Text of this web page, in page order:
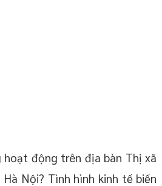
hoạt động trên địa bàn Thị xã
Nội? Tình hình kinh tế biến